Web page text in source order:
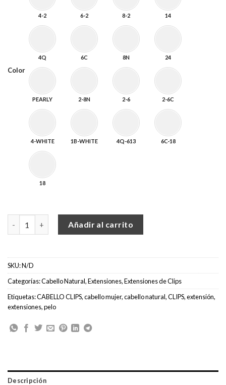
Color
4-2 6-2 8-2 14
4Q 6C 8N 24
PEARLY 2-8N 2-6 2-6C
4-WHITE 1B-WHITE 4Q-613 6C-18
18
Añadir al carrito
SKU:N/D
Categorías:Cabello Natural,Extensiones,Extensiones de Clips
Etiquetas:CABELLO CLIPS,cabello mujer,cabello natural,CLIPS,extensión,
extensiones,pelo
Descripción